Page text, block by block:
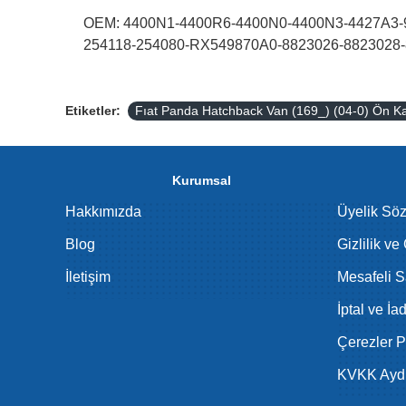
OEM: 4400N1-4400R6-4400N0-4400N3-
254118-254080-RX549870A0-8823026-
Etiketler: Fıat Panda Hatchback Van (169_) (04-0) Ön
Kurumsal
Hakkımızda
Blog
İletişim
Üyelik
Gizlilik ve
Mesafeli
İptal ve
Çerezler
KVKK